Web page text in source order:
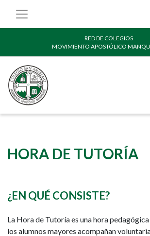
RED DE COLEGIOS
MOVIMIENTO APOSTÓLICO
HORA DE TUTORÍA
¿EN QUÉ CONSISTE?
La Hora de Tutoría es una hora pedagógica
los alumnos mayores acompañan